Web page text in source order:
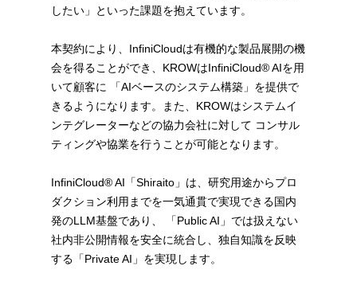
したい」といった課題を抱えています。
本契約により、InfiniCloudは有機的な製品展開の機
会を得ることができ、KROWはInfiniCloud® AIを用
いて顧客に 「AIベースのシステム構築」を提供で
きるようになります。また、KROWはシステムイ
ンテグレーターなどの協力会社に対して コンサル
ティングや協業を行うことが可能となります。
InfiniCloud® AI「Shiraito」は、研究用途からプロ
ダクション利用までを一気通貫で実現できる国内
発のLLM基盤であり、 「Public AI」では扱えない
社内非公開情報を安全に統合し、独自知識を反映
する「Private AI」を実現します。